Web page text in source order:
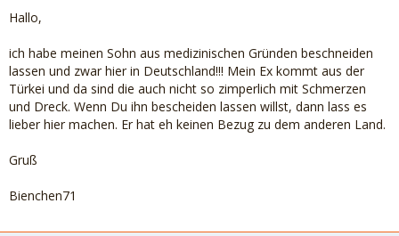
Hallo,
ich habe meinen Sohn aus medizinischen Gründen beschneiden
lassen und zwar hier in Deutschland!!! Mein Ex kommt aus der
Türkei und da sind die auch nicht so zimperlich mit Schmerzen
und Dreck. Wenn Du ihn bescheiden lassen willst, dann lass es
lieber hier machen. Er hat eh keinen Bezug zu dem anderen Land.
Gruß
Bienchen71